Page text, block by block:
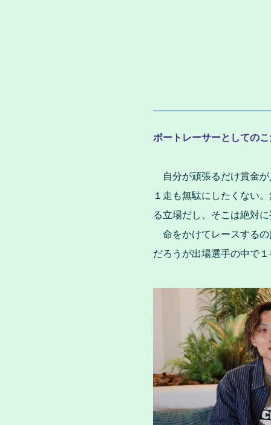
ボートレーサーとしての
自分が頑張るだけ賞金が
１走も無駄にしたくない
る立場だし、そこは絶対
命をかけてレースするの
だろうが出場選手の中で